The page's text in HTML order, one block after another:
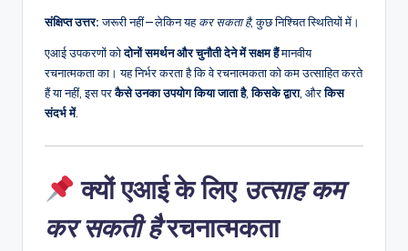
S
o
संक्षिप्त उत्तर:जरूरी नहीं—लेकिन यहकर सकता है, कुछ निश्चित स्थितियों में।
एआई उपकरणों कोदोनों समर्थन और चुनौती देने में सक्षम हैंमानवीय
रचनात्मकता का। यह निर्भर करता है कि वे रचनात्मकता को कम उत्साहित करते
हैं या नहीं, इस परकैसे उनका उपयोग किया जाता है,किसके द्वारा, औरकिस
संदर्भ में.
क्यों एआई के लिए उत्साह कम
कर सकती हैरचनात्मकता